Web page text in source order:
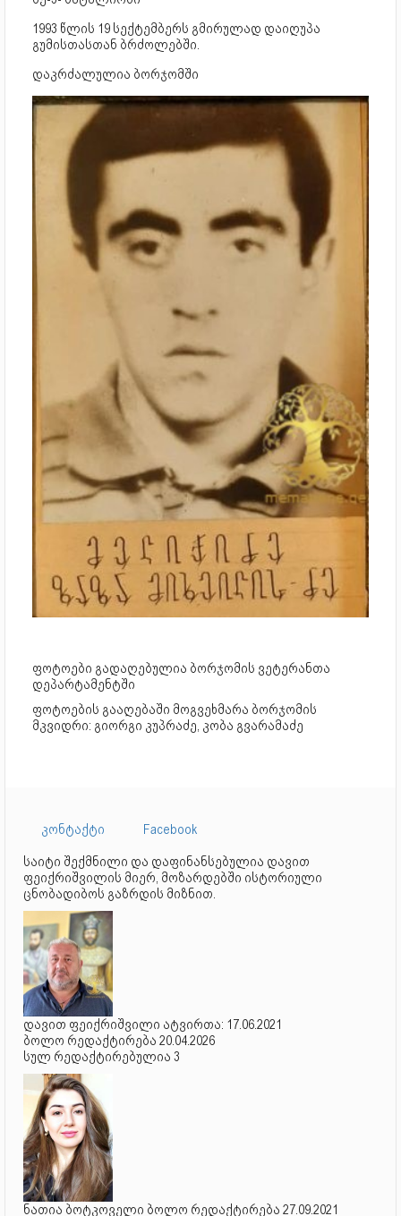
1993 წლის 19 სექტემბერს გმირულად დაიღუპა
გუმისთასთან ბრძოლებში.
დაკრძალულია ბორჯომში
ფოტოები გადაღებულია ბორჯომის ვეტერანთა
დეპარტამენტში
ფოტოების გააღებაში მოგვეხმარა ბორჯომის
მკვიდრი: გიორგი კუპრაძე, კობა გვარამაძე
კონტაქტი
Facebook
საიტი შექმნილი და დაფინანსებულია დავით
ფეიქრიშვილის მიერ, მოზარდებში ისტორიული
ცნობადიბოს გაზრდის მიზნით.
დავით ფეიქრიშვილი ატვირთა: 17.06.2021
ბოლო რედაქტირება 20.04.2026
სულ რედაქტირებულია 3
ნათია ბოტკოველი ბოლო რედაქტირება 27.09.2021